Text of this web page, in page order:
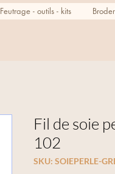
Feutrage - outils - kits
Fil de soie
102
SKU: SOIEPERLE-